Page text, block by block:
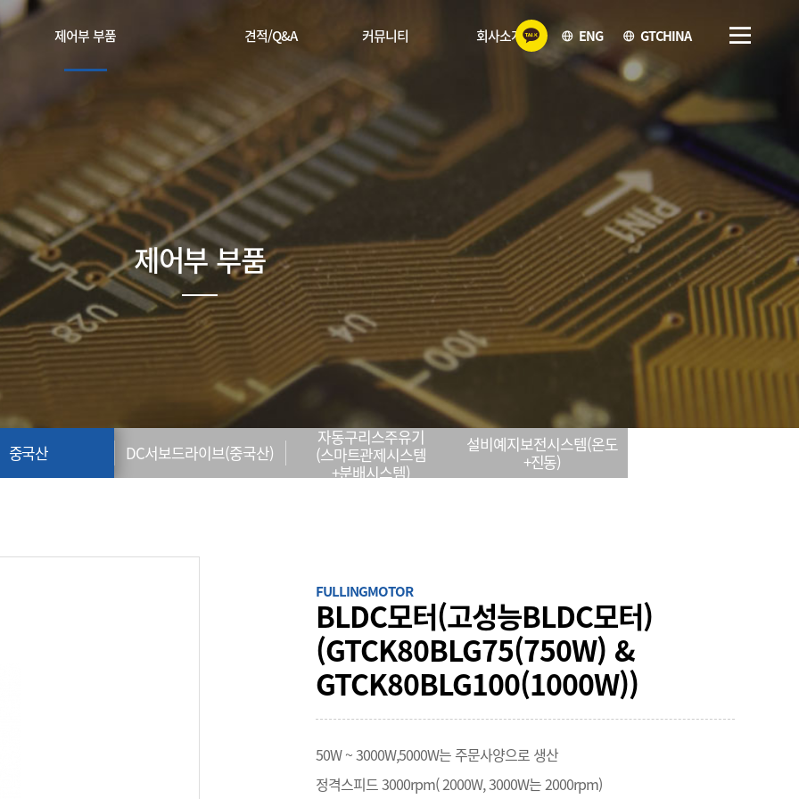
제어부 부품
주유기(스마트관제시스템+분배시스템)
설비예지보전시스템(온도+진동)
견적/Q&A 커뮤니티
게시판
자료실
제품 갤러리
회사소개 ENG GTCHINA
제어부 부품
중국산 DC서보드라이브(중국산)
자동구리스주유기
(스마트관제시스템
+분배시스템)
설비예지보전시스템(온도
+진동)
FULLINGMOTOR
BLDC모터(고성능BLDC모터)
(GTCK80BLG75(750W) &
GTCK80BLG100(1000W))
50W ~ 3000W,5000W는 주문사양으로 생산
정격스피드 3000rpm( 2000W, 3000W는 2000rpm)